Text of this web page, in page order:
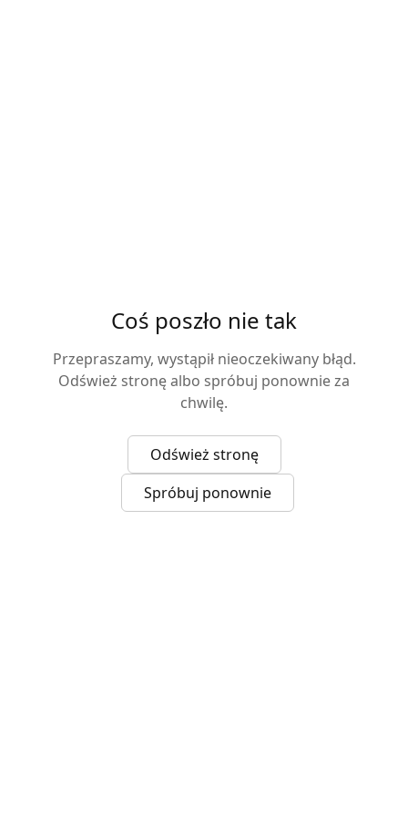
Coś poszło nie tak
Przepraszamy, wystąpił nieoczekiwany błąd.
Odśwież stronę albo spróbuj ponownie za
chwilę.
Odśwież stronę
Spróbuj ponownie